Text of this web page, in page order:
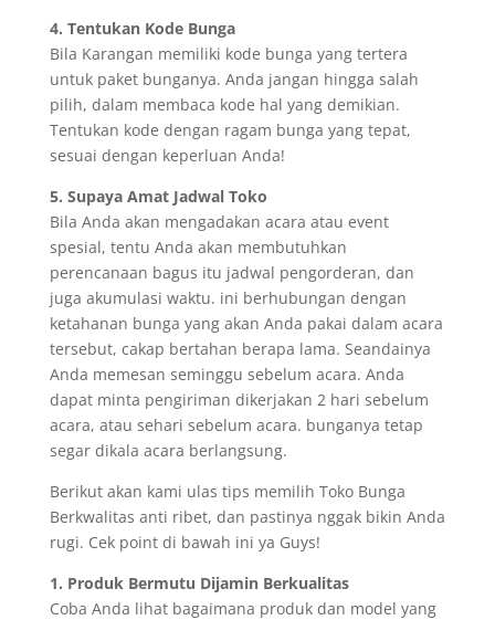
4. Tentukan Kode Bunga
Bila Karangan memiliki kode bunga yang tertera
untuk paket bunganya. Anda jangan hingga salah
pilih, dalam membaca kode hal yang demikian.
Tentukan kode dengan ragam bunga yang tepat,
sesuai dengan keperluan Anda!
5. Supaya Amat Jadwal Toko
Bila Anda akan mengadakan acara atau event
spesial, tentu Anda akan membutuhkan
perencanaan bagus itu jadwal pengorderan, dan
juga akumulasi waktu. ini berhubungan dengan
ketahanan bunga yang akan Anda pakai dalam acara
tersebut, cakap bertahan berapa lama. Seandainya
Anda memesan seminggu sebelum acara. Anda
dapat minta pengiriman dikerjakan 2 hari sebelum
acara, atau sehari sebelum acara. bunganya tetap
segar dikala acara berlangsung.
Berikut akan kami ulas tips memilih Toko Bunga
Berkwalitas anti ribet, dan pastinya nggak bikin Anda
rugi. Cek point di bawah ini ya Guys!
1. Produk Bermutu Dijamin Berkualitas
Coba Anda lihat bagaimana produk dan model yang